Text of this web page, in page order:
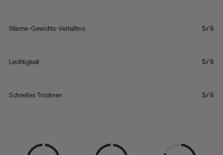
Wärme-Gewichts-Verhältnis 5/6
Leichtigkeit 5/6
Schnelles Trocknen 5/6